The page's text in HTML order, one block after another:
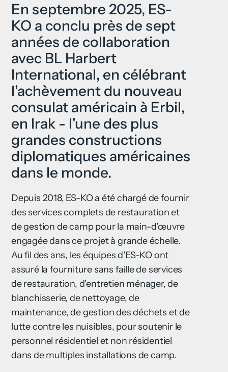
En septembre 2025, ES-
KO a conclu près de sept
années de collaboration
avec BL Harbert
International, en célébrant
l'achèvement du nouveau
consulat américain à Erbil,
en Irak - l'une des plus
grandes constructions
diplomatiques américaines
dans le monde.
Depuis 2018, ES-KO a été chargé de fournir
des services complets de restauration et
de gestion de camp pour la main-d'œuvre
engagée dans ce projet à grande échelle.
Au fil des ans, les équipes d'ES-KO ont
assuré la fourniture sans faille de services
de restauration, d'entretien ménager, de
blanchisserie, de nettoyage, de
maintenance, de gestion des déchets et de
lutte contre les nuisibles, pour soutenir le
personnel résidentiel et non résidentiel
dans de multiples installations de camp.